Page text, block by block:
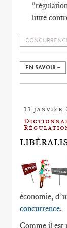
lutte
EN SAVOIR +
13 janvier
économie,
concurrence.
Comme il est